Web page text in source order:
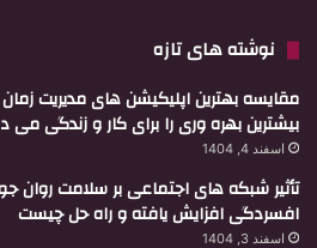
نوشته های تازه
مقایسه بهترین اپلیکیشن های مدیریت زمان
بیشترین بهره وری را برای کار و زندگی می
اسفند 4, 1404
تأثیر شبکه های اجتماعی بر سلامت روان
افسردگی افزایش یافته و راه حل چیست
اسفند 3, 1404